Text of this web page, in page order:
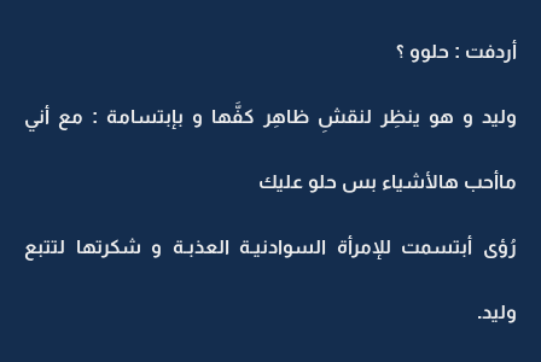
أردفت : حلوو ؟
وليد و هو ينظِر لنقشِ ظاهِر كفَّها و بإبتسامة : مع أني
ماأحب هالأشياء بس حلو عليك
رُؤى أبتسمت للإمرأة السوادنيـة العذبـة و شكرتها لتتبع
وليد.